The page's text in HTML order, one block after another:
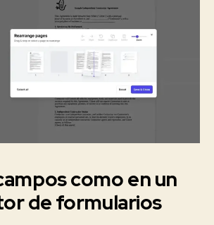
como en un
de formularios